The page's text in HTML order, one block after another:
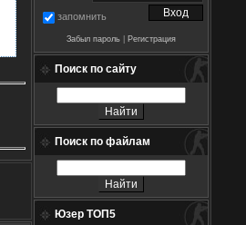
запомнить
Забыл пароль Регистрация
Поиск по сайту
Поиск по файлам
Юзер ТОП5